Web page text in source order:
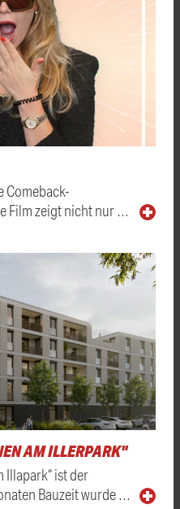
Comeback-
Film zeigt nicht nur …
AM ILLERPARK"
Illapark“ ist der
Bauzeit wurde …